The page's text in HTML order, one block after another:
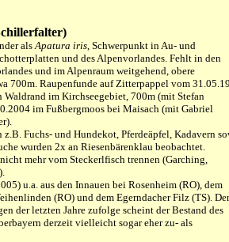
alsApatura iris, Schwerpunkt in Au- und
und des Alpenvorlandes. Fehlt in den
und im Alpenraum weitgehend, obere
700m. Raupenfunde auf Zitterpappel vom
Waldrand im Kirchseegebiet, 700m (mit Stefan
im Fußbergmoos bei Maisach (mit Gabriel
.
Fuchs- und Hundekot, Pferdeäpfel, Kadavern
wurden 2x an Riesenbärenklau beobachtet.
mehr vom Steckerlfisch trennen (Garching,
u.a. aus den Innauen bei Rosenheim (RO), dem
(RO) und dem Egerndacher Filz (TS).
der letzten Jahre zufolge scheint der Bestand des
derzeit vielleicht sogar eher zu- als